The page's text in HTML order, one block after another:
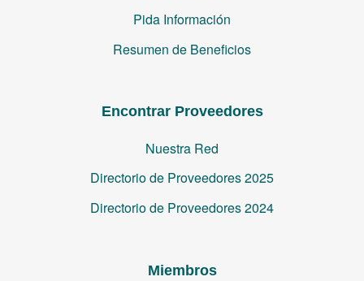
Pida Información
Resumen de Beneficios
Encontrar Proveedores
Nuestra Red
Directorio de Proveedores 2025
Directorio de Proveedores 2024
Miembros